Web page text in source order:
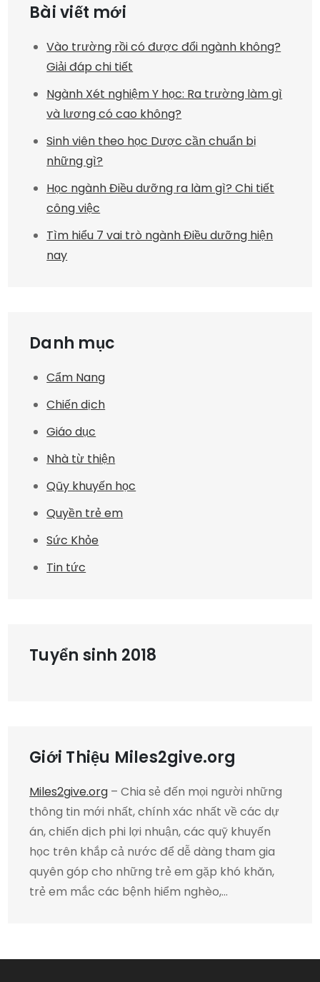
Bài viết mới
Vào trường rồi có được đổi ngành không?
Giải đáp chi tiết
Ngành Xét nghiệm Y học: Ra trường làm gì
và lương có cao không?
Sinh viên theo học Dược cần chuẩn bị
những gì?
Học ngành Điều dưỡng ra làm gì? Chi tiết
công việc
Tìm hiểu 7 vai trò ngành Điều dưỡng hiện
nay
Danh mục
Cẩm Nang
Chiến dịch
Giáo dục
Nhà từ thiện
Qũy khuyến học
Quyền trẻ em
Sức Khỏe
Tin tức
Tuyển sinh 2018
Giới Thiệu Miles2give.org
Miles2give.org – Chia sẻ đến mọi người những
thông tin mới nhất, chính xác nhất về các dự
án, chiến dịch phi lợi nhuận, các quỹ khuyến
học trên khắp cả nước để dễ dàng tham gia
quyên góp cho những trẻ em gặp khó khăn,
trẻ em mắc các bệnh hiểm nghèo,…